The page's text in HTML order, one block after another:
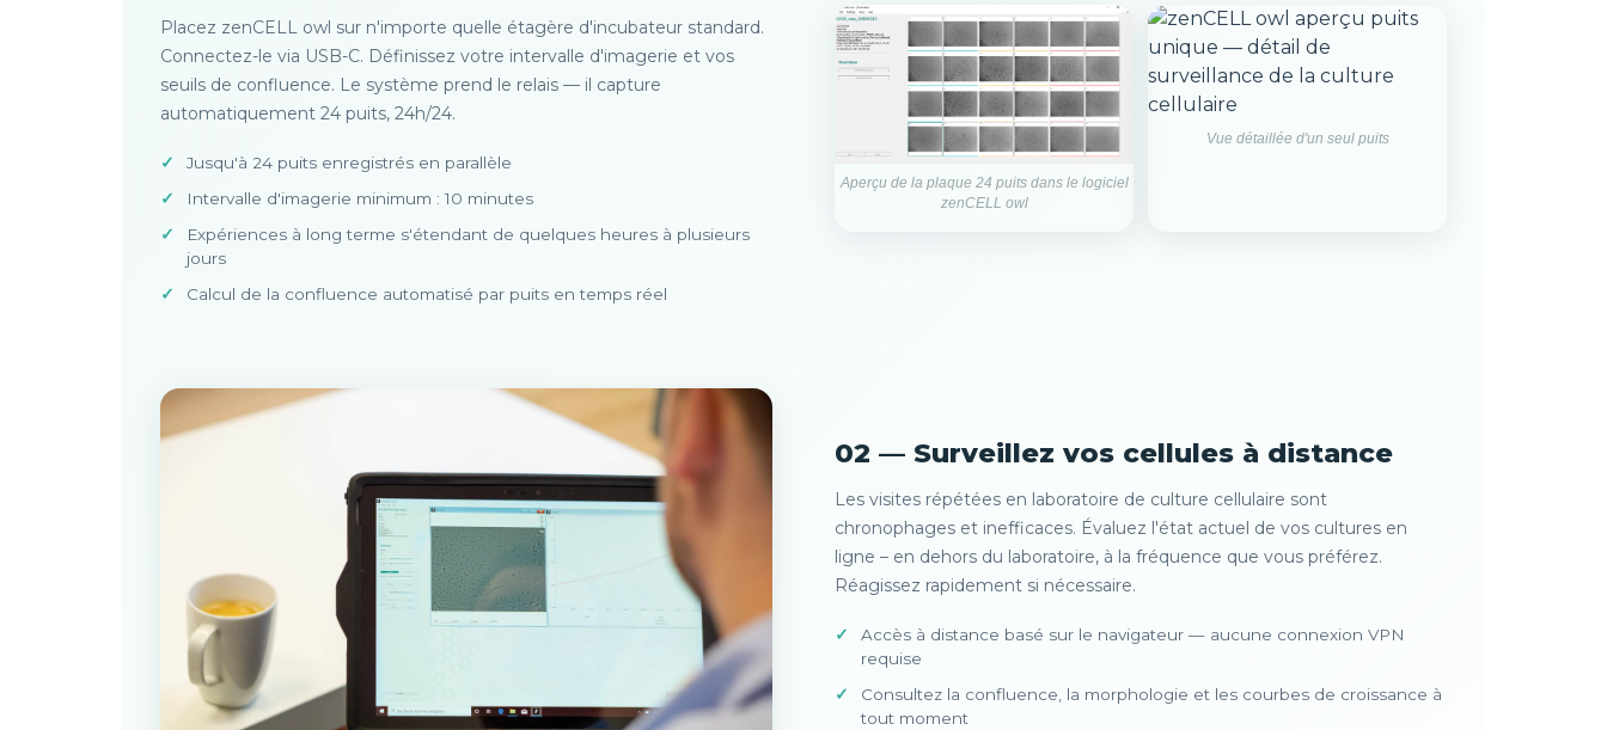
Placez zenCELL owl sur n'importe quelle étagère d'incubateur standard.
Connectez-le via USB-C. Définissez votre intervalle d'imagerie et vos
seuils de confluence. Le système prend le relais — il capture
automatiquement 24 puits, 24h/24.
Jusqu'à 24 puits enregistrés en parallèle
Intervalle d'imagerie minimum : 10 minutes
Expériences à long terme s'étendant de quelques heures à plusieurs
jours
Calcul de la confluence automatisé par puits en temps réel
Aperçu de la plaque 24 puits dans le logiciel
zenCELL owl
Vue détaillée d'un seul puits
02 — Surveillez vos cellules à distance
Les visites répétées en laboratoire de culture cellulaire sont
chronophages et inefficaces. Évaluez l'état actuel de vos cultures en
ligne – en dehors du laboratoire, à la fréquence que vous préférez.
Réagissez rapidement si nécessaire.
Accès à distance basé sur le navigateur — aucune connexion VPN
requise
Consultez la confluence, la morphologie et les courbes de croissance à
tout moment